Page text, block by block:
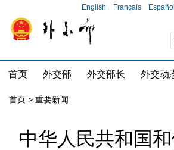
English Français Español
首页 外交部 外交部长 外交动
首页 > 重要新闻
中华人民共和国